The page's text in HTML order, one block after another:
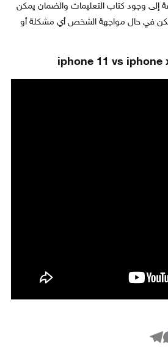
إلى وجود كتاب التعليمات والضمان يمكن
في حال مواجهة الشخص أي مشكلة أو